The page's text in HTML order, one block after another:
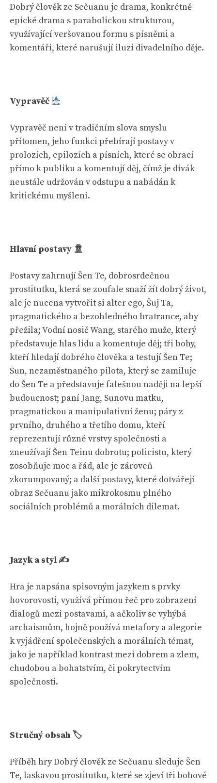
Dobrý člověk ze Sečuanu je drama, konkrétně
epické drama s parabolickou strukturou,
využívající veršovanou formu s písněmi a
komentáři, které narušují iluzi divadelního děje.
Vypravěč
Vypravěč není v tradičním slova smyslu
přítomen, jeho funkci přebírají postavy v
prolozích, epilozích a písních, které se obrací
přímo k publiku a komentují děj, čímž je divák
neustále udržován v odstupu a nabádán k
kritickému myšlení.
Hlavní postavy
Postavy zahrnují Šen Te, dobrosrdečnou
prostitutku, která se zoufale snaží žít dobrý život,
ale je nucena vytvořit si alter ego, Šuj Ta,
pragmatického a bezohledného bratrance, aby
přežila; Vodní nosič Wang, starého muže, který
představuje hlas lidu a komentuje děj; tři bohy,
kteří hledají dobrého člověka a testují Šen Te;
Sun, nezaměstnaného pilota, který se zamiluje
do Šen Te a představuje falešnou naději na lepší
budoucnost; paní Jang, Sunovu matku,
pragmatickou a manipulativní ženu; páry z
prvního, druhého a třetího domu, kteří
reprezentují různé vrstvy společnosti a
zneužívají Šen Teinu dobrotu; policistu, který
zosobňuje moc a řád, ale je zároveň
zkorumpovaný; a další postavy, které dotvářejí
obraz Sečuanu jako mikrokosmu plného
sociálních problémů a morálních dilemat.
Jazyk a styl ✍️
Hra je napsána spisovným jazykem s prvky
hovorovosti, využívá přímou řeč pro zobrazení
dialogů mezi postavami, a ačkoliv se vyhýbá
archaismům, hojně používá metafory a alegorie
k vyjádření společenských a morálních témat,
jako je například kontrast mezi dobrem a zlem,
chudobou a bohatstvím, či pokrytectvím
společnosti.
Stručný obsah 🏷
Příběh hry Dobrý člověk ze Sečuanu sleduje Šen
Te, laskavou prostitutku, které se zjeví tři bohové